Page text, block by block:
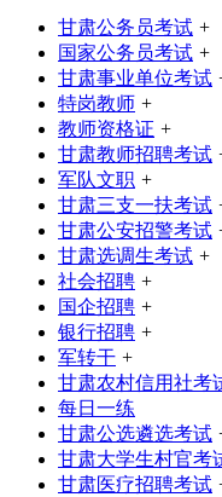
甘肃公务员考试 +
国家公务员考试 +
甘肃事业单位考试
特岗教师 +
教师资格证 +
甘肃教师招聘考试
军队文职 +
甘肃三支一扶考试
甘肃公安招警考试
甘肃选调生考试 +
社会招聘 +
国企招聘 +
银行招聘 +
军转干 +
甘肃农村信用社考
每日一练
甘肃公选遴选考试
甘肃大学生村官考
甘肃医疗招聘考试